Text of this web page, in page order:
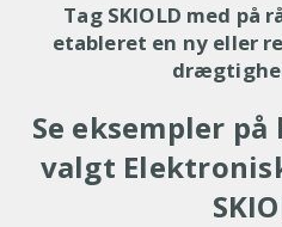
Tag SKIOLD med på
etableret en ny eller
Se eksempler
valgt